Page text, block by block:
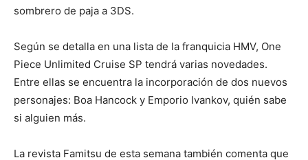
sombrero de paja a 3DS.
Según se detalla en una lista de la franquicia HMV, One
Piece Unlimited Cruise SP tendrá varias novedades.
Entre ellas se encuentra la incorporación de dos nuevos
personajes: Boa Hancock y Emporio Ivankov, quién sabe
si alguien más.
La revista Famitsu de esta semana también comenta que